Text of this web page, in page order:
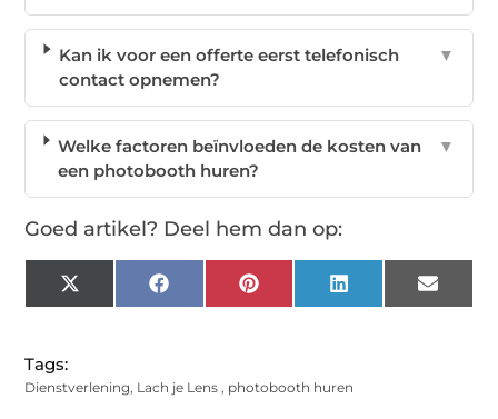
Kan ik voor een offerte eerst telefonisch
contact opnemen?
▼
Welke factoren beïnvloeden de kosten van
een photobooth huren?
▼
Goed artikel? Deel hem dan op:
X
(Twitter)
Facebook Pinterest LinkedIn Email
Tags:
Dienstverlening, Lach je Lens , photobooth huren